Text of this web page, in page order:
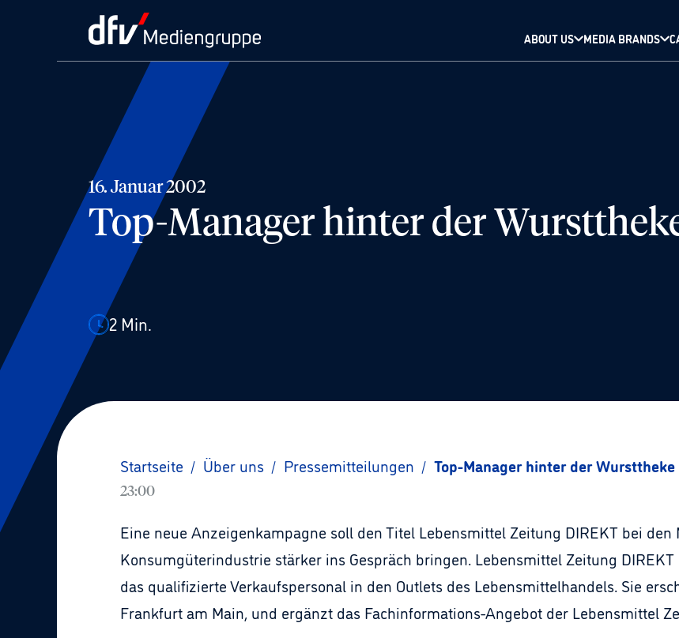
ABOUT US MEDIA BRANDS
16. Januar 2002
Top-Manager hinter der
2 Min.
Startseite / Über uns / Pressemitteilungen / Top-Manager hinter der Wursttheke
23:00
Eine neue Anzeigenkampagne soll den Titel Lebensmittel Zeitung DIREKT bei
Konsumgüterindustrie stärker ins Gespräch bringen. Lebensmittel Zeitung
das qualifizierte Verkaufspersonal in den Outlets des Lebensmittelhandels. Sie
Frankfurt am Main, und ergänzt das Fachinformations-Angebot der Lebensmittel